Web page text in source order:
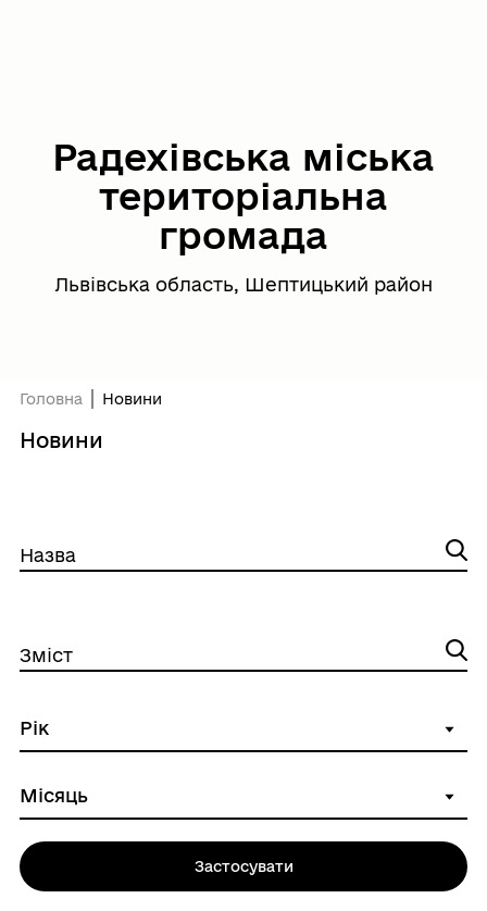
Радехівська міська
територіальна
громада
Львівська область, Шептицький район
Головна Новини
Новини
Назва
Зміст
Застосувати